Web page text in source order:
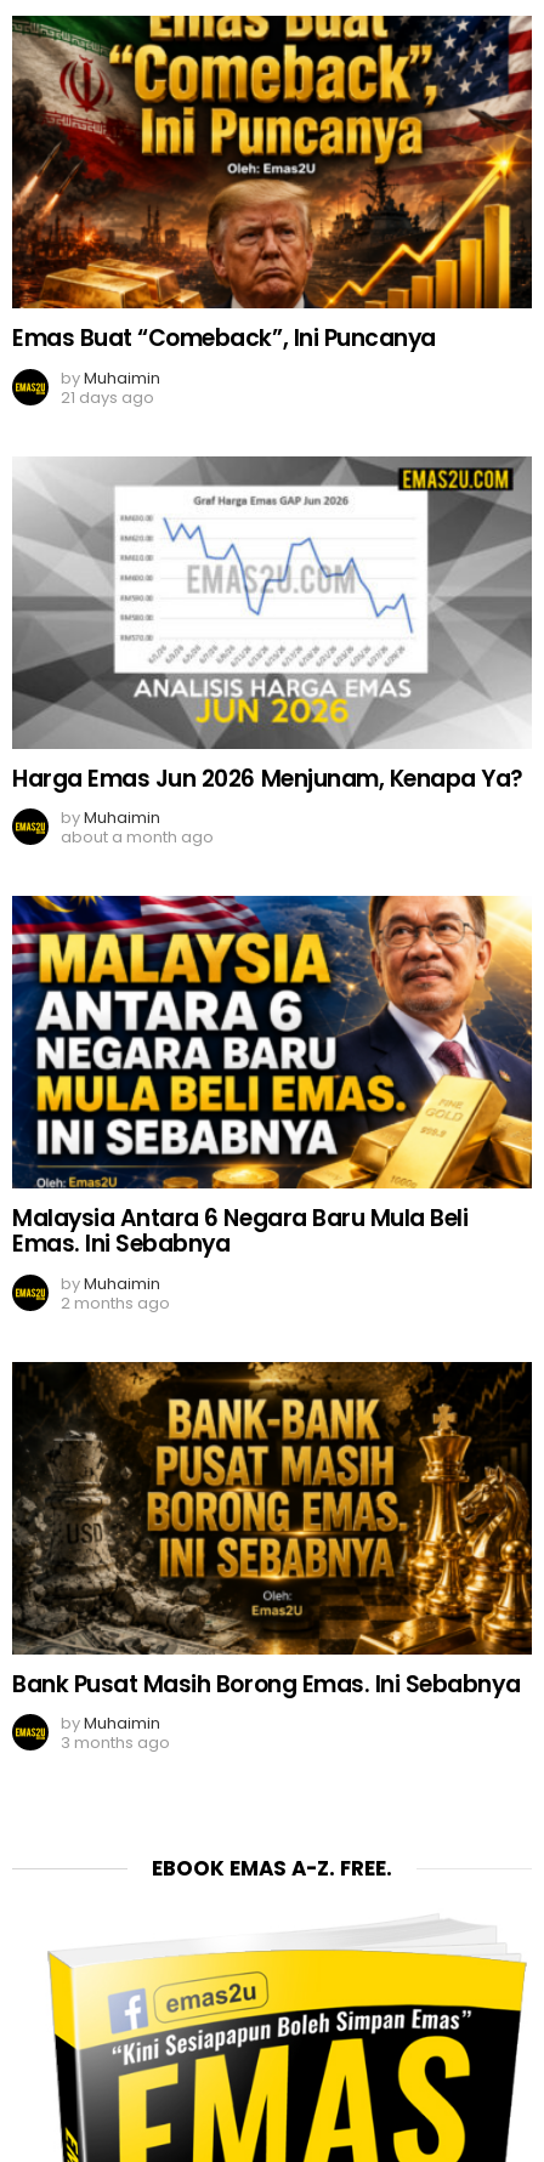
Emas Buat “Comeback”, Ini Puncanya
byMuhaimin
21 days ago
Harga Emas Jun 2026 Menjunam, Kenapa Ya?
byMuhaimin
about a month ago
Malaysia Antara 6 Negara Baru Mula Beli
Emas. Ini Sebabnya
byMuhaimin
2 months ago
Bank Pusat Masih Borong Emas. Ini Sebabnya
byMuhaimin
3 months ago
EBOOK EMAS A-Z. FREE.